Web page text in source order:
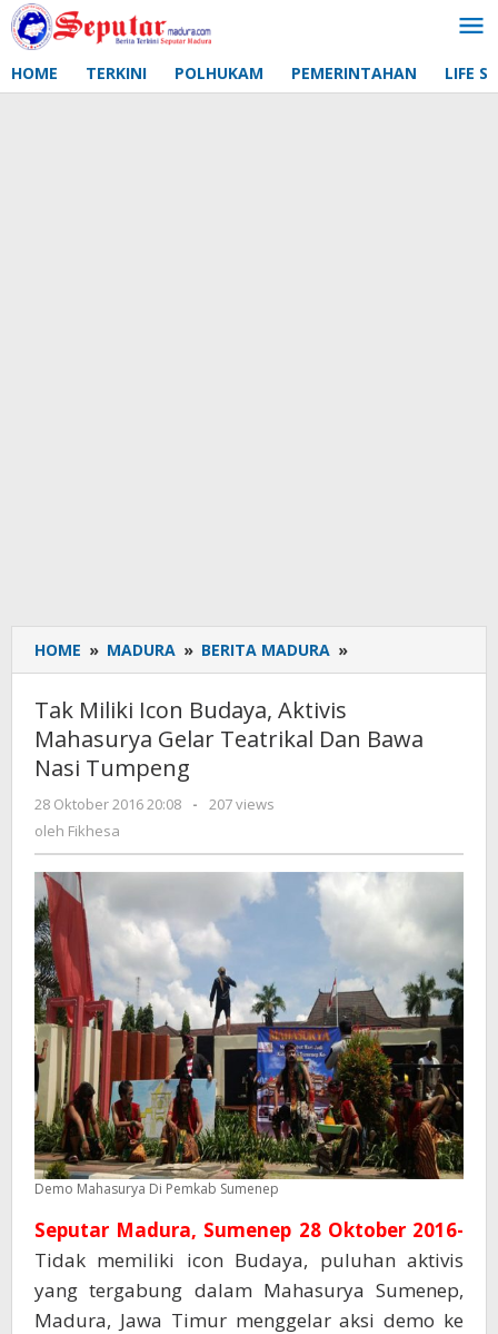
Lewati
ke
HOME TERKINI POLHUKAM PEMERINTAHAN LIFE
HOME » MADURA » BERITA MADURA »
Miliki
Aktivis
Bawa
Nasi
Tak Miliki Icon Budaya, Aktivis
Mahasurya Gelar Teatrikal Dan Bawa
Nasi Tumpeng
28 Oktober 2016 20:08
oleh
-
207 views
oleh Fikhesa
Demo Mahasurya Di Pemkab Sumenep
Seputar Madura, Sumenep 28 Oktober 2016-
Tidak memiliki icon Budaya, puluhan aktivis
yang tergabung dalam Mahasurya Sumenep,
Madura, Jawa Timur menggelar aksi demo ke